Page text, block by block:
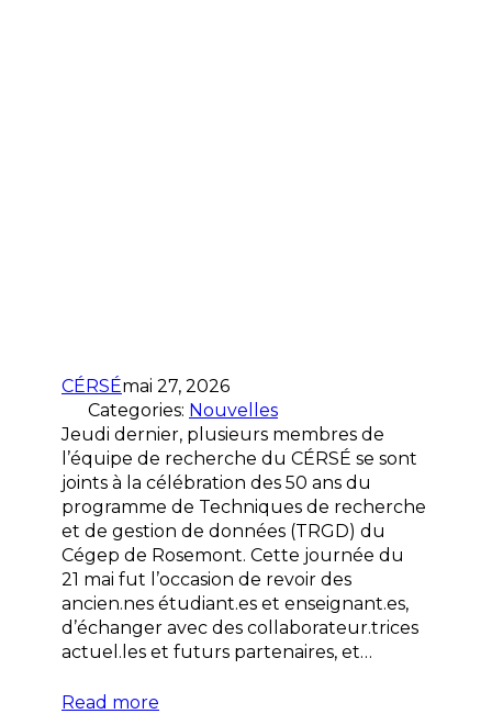
CÉRSÉmai 27, 2026
Categories: Nouvelles
Jeudi dernier, plusieurs membres de
l’équipe de recherche du CÉRSÉ se sont
joints à la célébration des 50 ans du
programme de Techniques de recherche
et de gestion de données (TRGD) du
Cégep de Rosemont. Cette journée du
21 mai fut l’occasion de revoir des
ancien.nes étudiant.es et enseignant.es,
d’échanger avec des collaborateur.trices
actuel.les et futurs partenaires, et…
Read more